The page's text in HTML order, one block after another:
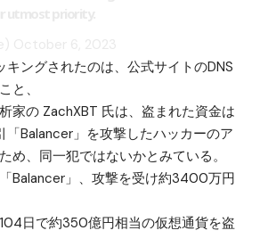
キングされたのは、公式サイトのDNS
と、
家の ZachXBT 氏は、盗まれた資金は
「Balancer」を攻撃したハッカーのア
め、同一犯ではないかとみている。
Balancer」、攻撃を受け約3400万円
日で約350億円相当の仮想通貨を盗